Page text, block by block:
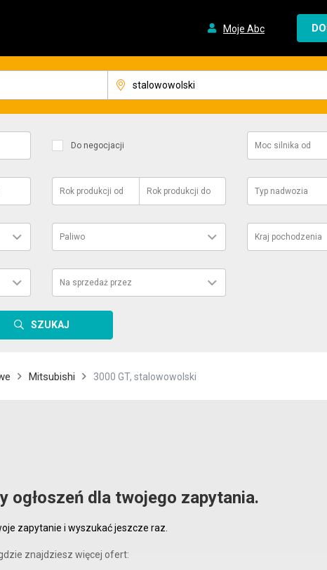
Moje Abc
Do negocjacji Moc silnika od
Rok produkcji od Rok produkcji do Typ nadwozia
Paliwo Kraj pochodzenia
Na sprzedaż przez
SZUKAJ
Mitsubishi 3000 GT, stalowowolski
ogłoszeń dla twojego zapytania.
zapytanie i wyszukać jeszcze raz.
znajdziesz więcej ofert: